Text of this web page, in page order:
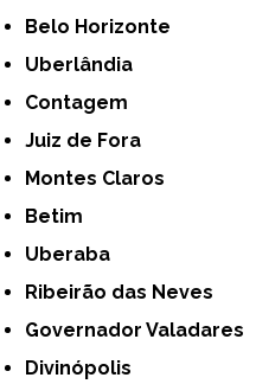
Belo Horizonte
Uberlândia
Contagem
Juiz de Fora
Montes Claros
Betim
Uberaba
Ribeirão das Neves
Governador Valadares
Divinópolis